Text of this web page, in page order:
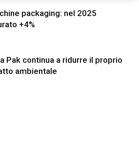
packaging: nel 2025
+4%
Pak continua a ridurre il proprio
ambientale